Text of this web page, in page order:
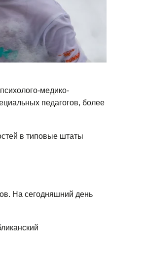
медико-
педагогов, более
в типовые штаты
На сегодняшний день